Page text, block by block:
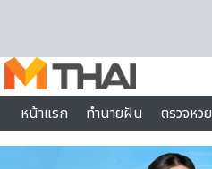
หน้าแรก
ทำนายฝัน ตรวจหวย
ไลฟ์สไตล์